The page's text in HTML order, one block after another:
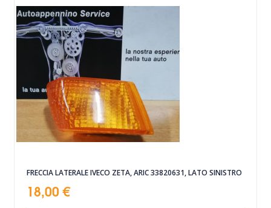
FRECCIA LATERALE IVECO ZETA, ARIC 33820631, LATO SINISTRO
18,00 €